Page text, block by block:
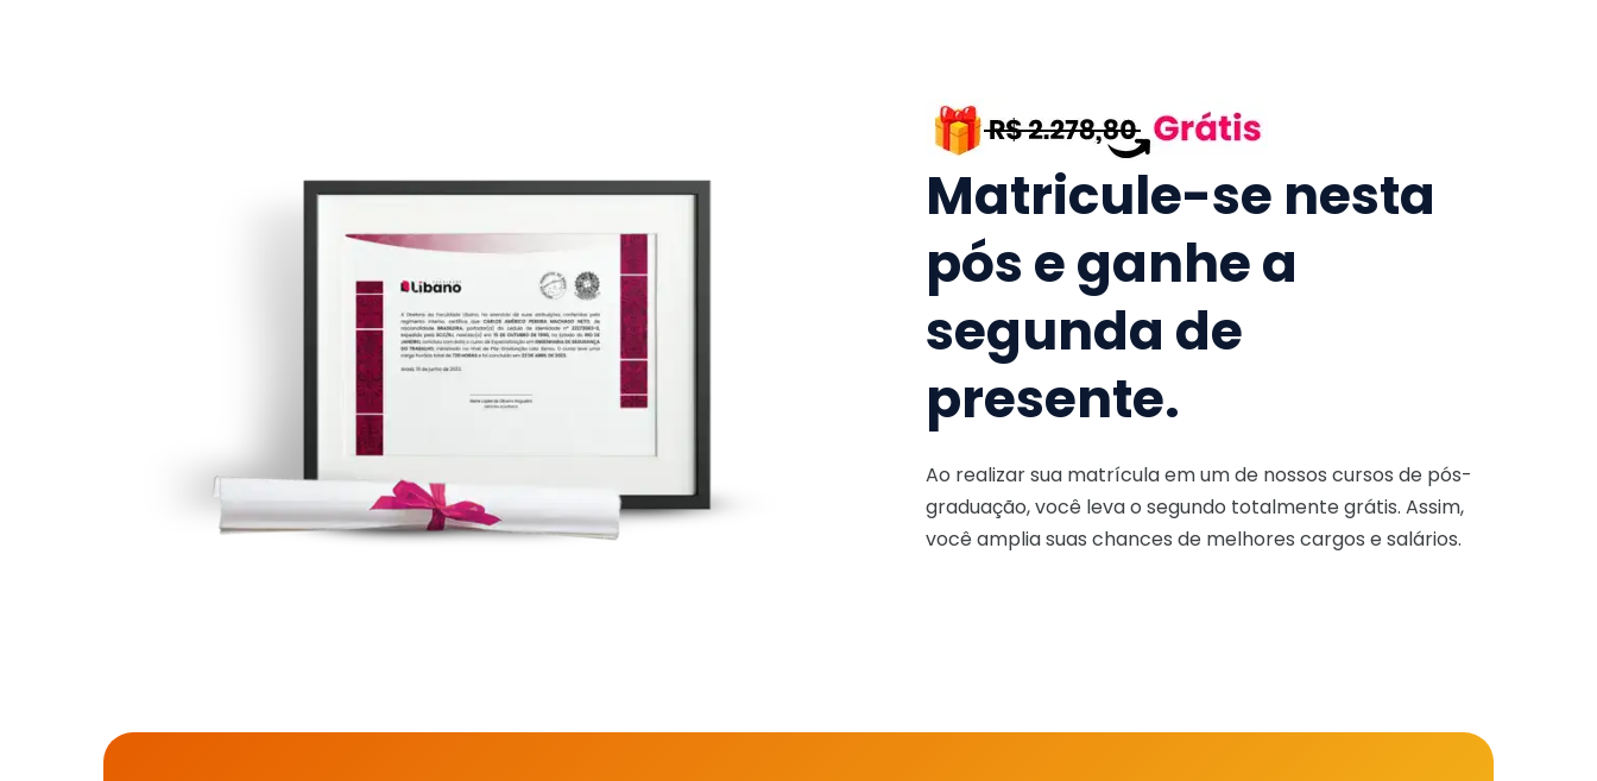
Matricule-se nesta
pós e ganhe a
segunda de
presente.
Ao realizar sua matrícula em um de nossos cursos de pós-
graduação, você leva o segundo totalmente grátis. Assim,
você amplia suas chances de melhores cargos e salários.